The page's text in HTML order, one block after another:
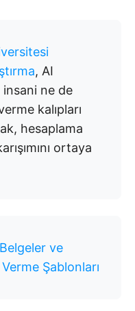
, AI
ne de
kalıpları
hesaplama
ortaya
ve
Şablonları